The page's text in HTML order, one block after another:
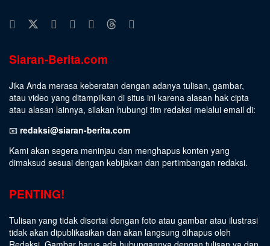
Siaran-Berita.com
Jika Anda merasa keberatan dengan adanya tulisan, gambar,
atau video yang ditampilkan di situs ini karena alasan hak cipta
atau alasan lainnya, silakan hubungi tim redaksi melalui email di:
📧 redaksi@siaran-berita.com
Kami akan segera meninjau dan menghapus konten yang
dimaksud sesuai dengan kebijakan dan pertimbangan redaksi.
PENTING!
Tulisan yang tidak disertai dengan foto atau gambar atau ilustrasi
tidak akan dipublikasikan dan akan langsung dihapus oleh